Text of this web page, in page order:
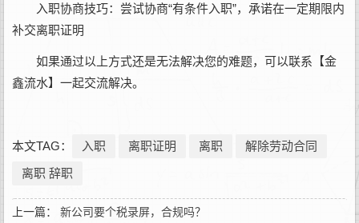
‌入职协商技巧‌：尝试协商“有条件入职”，承诺在一定期限内
补交离职证明
如果通过以上方式还是无法解决您的难题，可以联系【金
鑫流水】一起交流解决。
本文TAG： 入职 离职证明 离职
解除劳动合同
离职 辞职
上一篇： 新公司要个税录屏，合规吗？